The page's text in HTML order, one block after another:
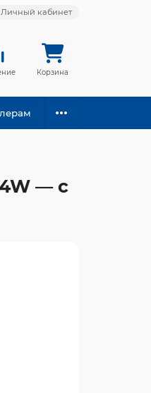
Личный кабинет
Корзина
— с